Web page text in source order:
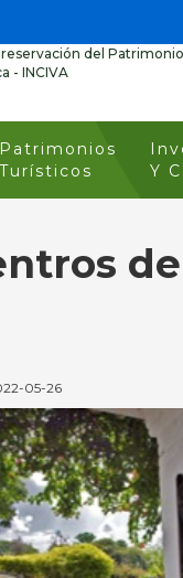
del Patrimonio
- INCIVA
Patrimonios
Turísticos
Y
05-26